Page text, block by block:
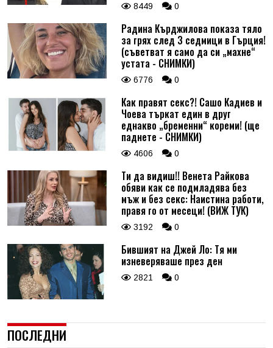
8449 0
Радина Кърджилова показа тяло
за грях след 3 седмици в Гърция!
(съветват я само да си „махне“
устата - СНИМКИ)
6776 0
Как правят секс?! Сашо Кадиев и
Чоева търкат един в друг
еднакво „бременни“ кореми! (ще
паднете - СНИМКИ)
4606 0
Ти да видиш!! Венета Райкова
обяви как се подмладява без
мъж и без секс: Наистина работи,
правя го от месеци! (ВИЖ ТУК)
3192 0
Бившият на Джей Ло: Тя ми
изневеряваше през ден
2821 0
ПОСЛЕДНИ